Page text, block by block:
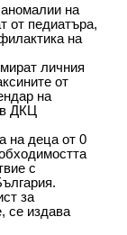
на
от педиатъра,
на
личния
от
на
ДКЦ
на деца от 0
с
за
се издава